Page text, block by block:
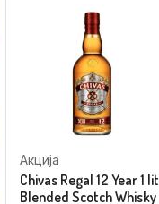
Акција
Chivas Regal 12 Year 1 lit
Blended Scotch Whisky